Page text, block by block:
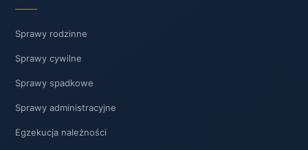
Sprawy rodzinne
Sprawy cywilne
Sprawy spadkowe
Sprawy administracyjne
Egzekucja należności